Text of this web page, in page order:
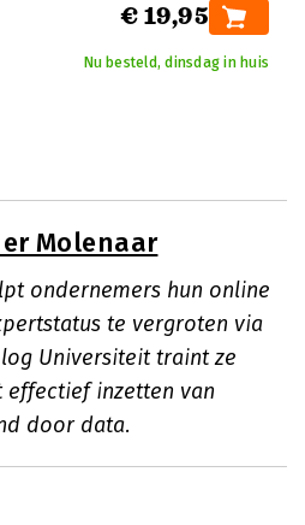
€ 19,95
Nu besteld, dinsdag in huis
Molenaar
ondernemers hun online
te vergroten via
Universiteit traint ze
inzetten van
door data.